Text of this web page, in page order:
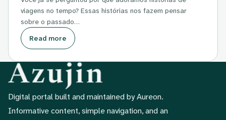
viagens no tempo? Essas histórias nos fazem pensar
sobre o passado…
Read more
Digital portal built and maintained by Aureon.
Informative content, simple navigation, and an